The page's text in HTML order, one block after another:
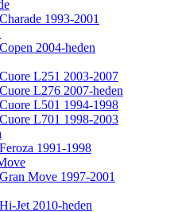
1993-2001
2004-heden
L251 2003-2007
L276 2007-heden
L501 1994-1998
L701 1998-2003
1991-1998
Move 1997-2001
Jet 2010-heden